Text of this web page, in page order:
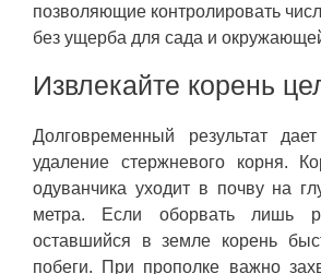
позволяющие контролировать
без ущерба для сада и
Извлекайте корень
Долговременный результат
удаление стержневого корня.
одуванчика уходит в почву на
метра. Если оборвать лишь
оставшийся в земле корень
побеги. При прополке важно